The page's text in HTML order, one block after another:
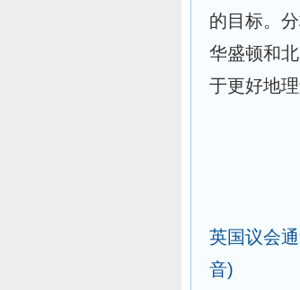
的目标。
华盛顿和
于更好地
英国议会
音)